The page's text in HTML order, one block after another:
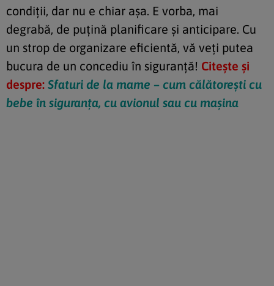
condiții, dar nu e chiar așa. E vorba, mai
degrabă, de puțină planificare și anticipare. Cu
un strop de organizare eficientă, vă veți putea
bucura de un concediu în siguranță! Citește și
despre: Sfaturi de la mame – cum călătorești cu
bebe în siguranța, cu avionul sau cu mașina